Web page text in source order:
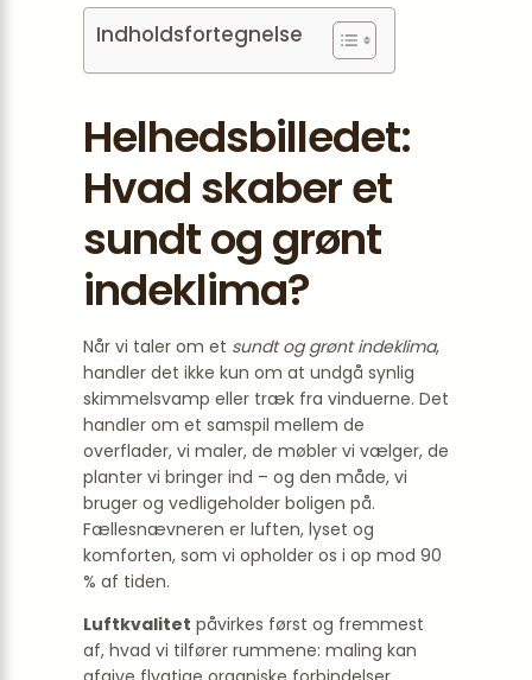
Indholdsfortegnelse
Helhedsbilledet:
Hvad skaber et
sundt og grønt
indeklima?
Når vi taler om et sundt og grønt indeklima,
handler det ikke kun om at undgå synlig
skimmelsvamp eller træk fra vinduerne. Det
handler om et samspil mellem de
overflader, vi maler, de møbler vi vælger, de
planter vi bringer ind – og den måde, vi
bruger og vedligeholder boligen på.
Fællesnævneren er luften, lyset og
komforten, som vi opholder os i op mod 90
% af tiden.
Luftkvalitet påvirkes først og fremmest
af, hvad vi tilfører rummene: maling kan